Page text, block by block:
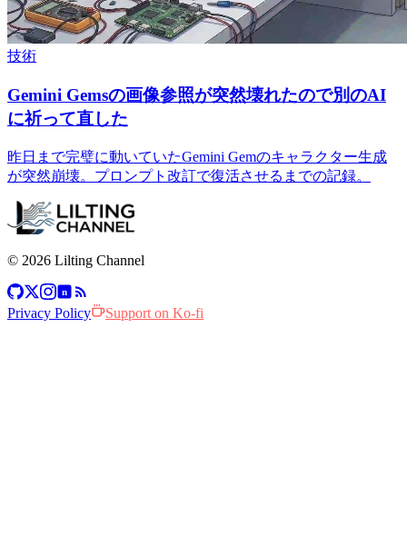
技術
Gemini Gemsの画像参照が突然壊れたので別のAI
に祈って直した
昨日まで完璧に動いていたGemini Gemのキャラクター生成
が突然崩壊。プロンプト改訂で復活させるまでの記録。
© 2026 Lilting Channel
n
Privacy Policy Support on Ko-fi